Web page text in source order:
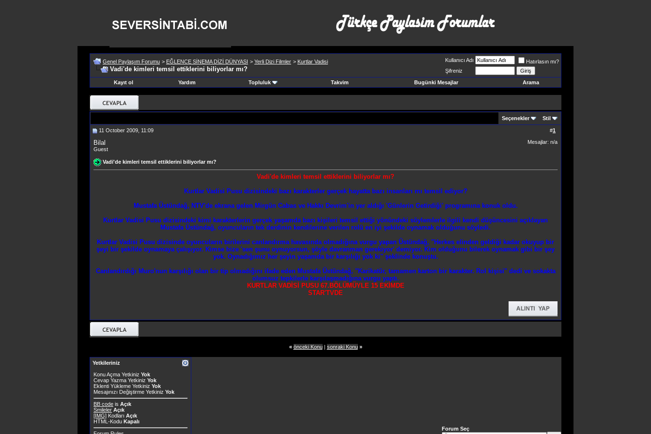
Genel Paylaşım Forumu > EĞLENCE SİNEMA DİZİ DÜNYASI > Yerli Dizi Filmler > Kurtlar Vadisi
Vadi'de kimleri temsil ettiklerini biliyorlar mı?
Kullanıcı Adı
Hatırlasın mı?
Şifreniz
Kayıt ol
Yardım Topluluk Takvim Bugünki Mesajlar Arama
Seçenekler Stil
#1
11 October 2009, 11:09
Bilal
Guest
Mesajlar: n/a
Vadi'de kimleri temsil ettiklerini biliyorlar mı?
Vadi'de kimleri temsil ettiklerini biliyorlar mı?
Kurtlar Vadisi Pusu dizisindeki bazı karakterler gerçek hayatta bazı insanları mı temsil ediyor?
Mustafa Üstündağ, NTV'de ekrana gelen Mirgün Cabas ve Hakkı Devrim'in yer aldığı 'Günlerin Getirdiği' programına konuk oldu.
Kurtlar Vadisi Pusu dizisindeki kimi karakterlerin gerçek yaşamda bazı kişileri temsil ettiği yönündeki söylemlerle ilgili kendi düşüncesini açıklayan
Mustafa Üstündağ, oyuncuların tek derdinin kendilerine verilen rolü en iyi şekilde oynamak olduğunu söyledi.
Kurtlar Vadisi Pusu dizisinde oyuncuların birilerini canlandırma havasında olmadığına vurgu yapan Üstündağ, "Herkes elinden geldiği kadar okuyup bir
şeyi bir şekilde oynamaya çalışıyor. Kimse bize 'sen şunu oynuyorsun, şöyle davranman gerekiyor' demiyor. Kim olduğunu bilerek oynamak gibi bir şey
yok. Oynadığımız her şeyin yaşamda bir karşılığı yok ki" şeklinde konuştu.
Canlandırdığı Muro'nun karşılığı olan bir tip olmadığını ifade eden Mustafa Üstündağ, "Karikatür, tamamen karton bir karakter. Rol kişisi" dedi ve sokakta
olumsuz tepkilerle karşılaşmadığına vurgu yaptı.
KURTLAR VADİSİ PUSU 67.BÖLÜMÜYLE 15 EKİMDE
STAR'TVDE
« önceki Konu| sonraki Konu »
Yetkileriniz
Konu Açma Yetkiniz Yok
Cevap Yazma Yetkiniz Yok
Eklenti Yükleme Yetkiniz Yok
Mesajınızı Değiştirme Yetkiniz Yok
BB code is Açık
Smileler Açık
[IMG] Kodları Açık
HTML-Kodu Kapalı
Forum Seç